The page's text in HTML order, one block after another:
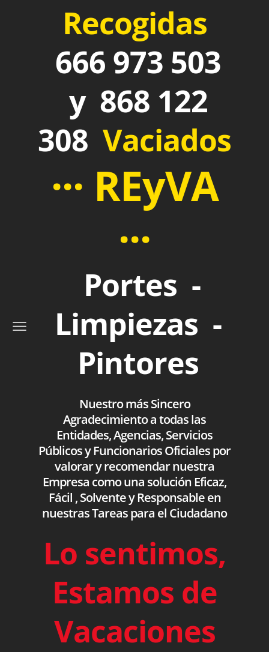
Recogidas
666 973 503
y 868 122
308 Vaciados
··· REyVA
···
Portes -
Limpiezas -
Pintores
Nuestro más Sincero
Agradecimiento a todas las
Entidades, Agencias, Servicios
Públicos y Funcionarios Oficiales por
valorar y recomendar nuestra
Empresa como una solución Eficaz,
Fácil , Solvente y Responsable en
nuestras Tareas para el Ciudadano
Lo sentimos,
Estamos de
Vacaciones